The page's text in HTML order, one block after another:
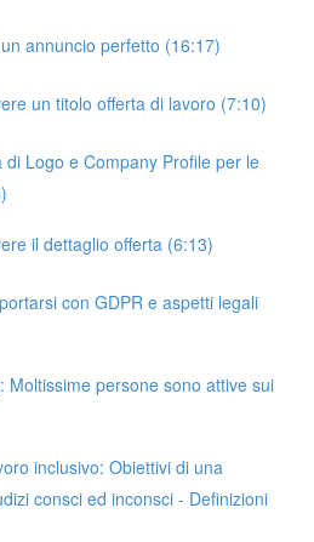
annuncio perfetto (16:17)
un titolo offerta di lavoro (7:10)
di Logo e Company Profile per le
il dettaglio offerta (6:13)
con GDPR e aspetti legali
Moltissime persone sono attive sui
inclusivo: Obiettivi di una
consci ed inconsci - Definizioni